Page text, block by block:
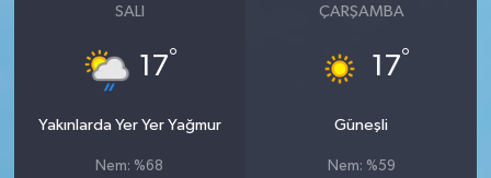
SALI
17°
Yakınlarda Yer Yer Yağmur
Nem: %68
ÇARŞAMBA
17°
Güneşli
Nem: %59